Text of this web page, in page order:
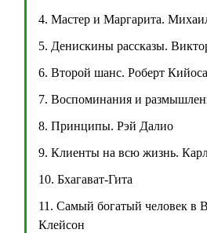
4. Мастер и Маргарита.
5. Денискины рассказы.
6. Второй шанс. Роберт
7. Воспоминания и
8. Принципы. Рэй Далио
9. Клиенты на всю жизнь.
10. Бхагават-Гита
11. Самый богатый человек в
Клейсон